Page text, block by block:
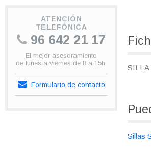
SILLA
Sillas
ATENCIÓN
TELEFÓNICA
96 642 21 17
El mejor asesoramiento
de lunes a viernes de 8 a 15h.
Formulario de contacto